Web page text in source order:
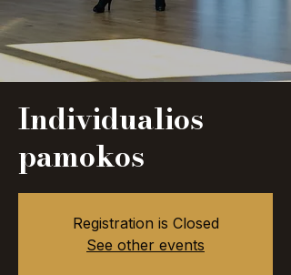
Individualios
pamokos
Registration is Closed
See other events